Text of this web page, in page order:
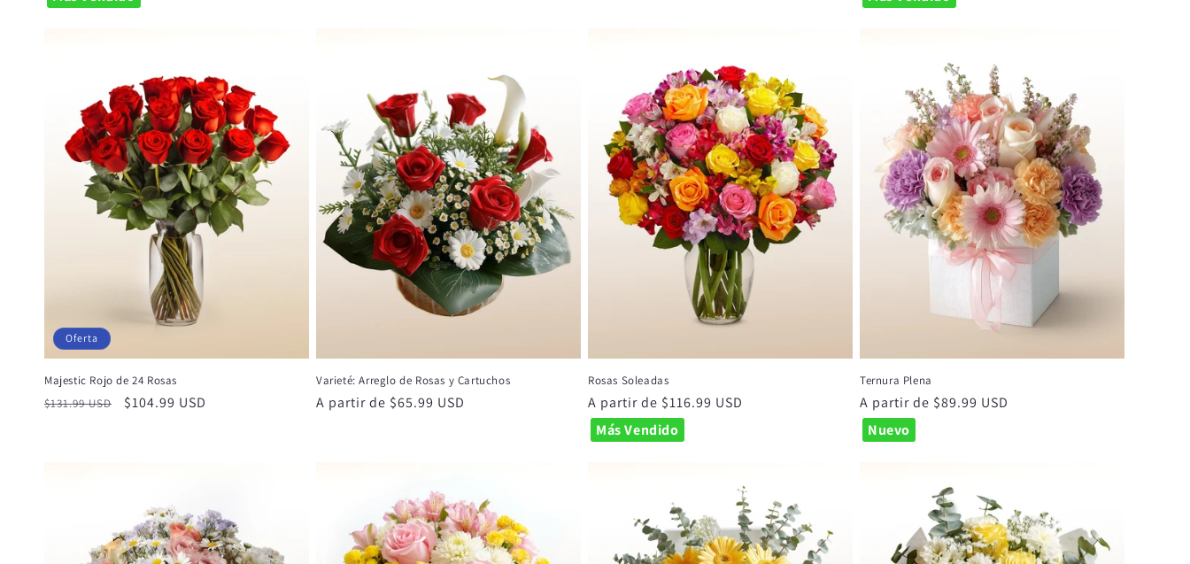
Oferta
Majestic Rojo de 24 Rosas
Precio
$131.99 USD
Precio
$104.99 USD
Varieté: Arreglo de Rosas y Cartuchos
Precio
A partir de $65.99 USD
Rosas Soleadas
Precio
habitual
A partir de $116.99 USD
Más Vendido
Ternura Plena
Precio
habitual
A partir de $89.99 USD
Nuevo